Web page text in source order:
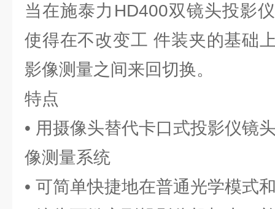
当在施泰力HD400双镜头投影
使得在不改变工 件装夹的基础
影像测量之间来回切换。
特点
• 用摄像头替代卡口式投影仪镜
像测量系统
• 可简单快捷地在普通光学模式